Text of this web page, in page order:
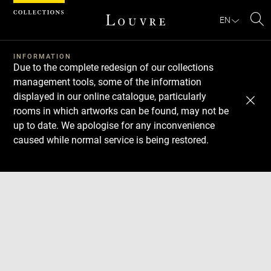
EN
INFORMATION
Due to the complete redesign of our collections
management tools, some of the information
displayed in our online catalogue, particularly
rooms in which artworks can be found, may not be
up to date. We apologise for any inconvenience
caused while normal service is being restored.
Download
Next
Previous
Cookies management panel